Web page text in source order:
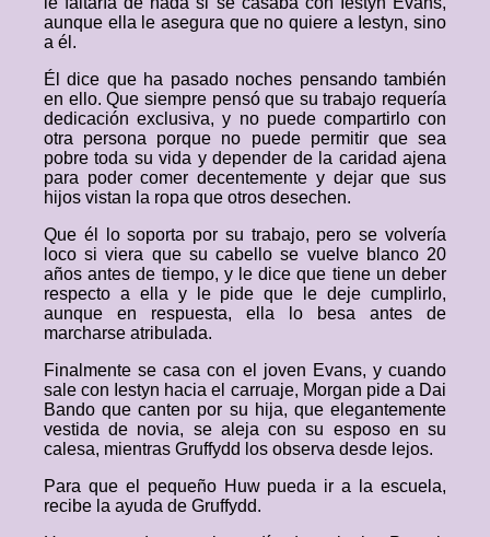
aunque ella le asegura que no quiere a Iestyn, sino
a él.
Él dice que ha pasado noches pensando también
en ello. Que siempre pensó que su trabajo requería
dedicación exclusiva, y no puede compartirlo con
otra persona porque no puede permitir que sea
pobre toda su vida y depender de la caridad ajena
para poder comer decentemente y dejar que sus
hijos vistan la ropa que otros desechen.
Que él lo soporta por su trabajo, pero se volvería
loco si viera que su cabello se vuelve blanco 20
años antes de tiempo, y le dice que tiene un deber
respecto a ella y le pide que le deje cumplirlo,
aunque en respuesta, ella lo besa antes de
marcharse atribulada.
Finalmente se casa con el joven Evans, y cuando
sale con Iestyn hacia el carruaje, Morgan pide a Dai
Bando que canten por su hija, que elegantemente
vestida de novia, se aleja con su esposo en su
calesa, mientras Gruffydd los observa desde lejos.
Para que el pequeño Huw pueda ir a la escuela,
recibe la ayuda de Gruffydd.